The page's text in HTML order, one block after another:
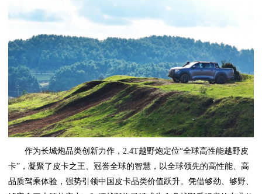
作为长城炮品类创新力作，2.4T越野炮定位“全球高性能越野皮
卡”，凝聚了皮卡之王、冠誉全球的智慧，以全球领先的高性能、高
品质驾乘体验，强势引领中国皮卡品类价值跃升。凭借够劲、够野、